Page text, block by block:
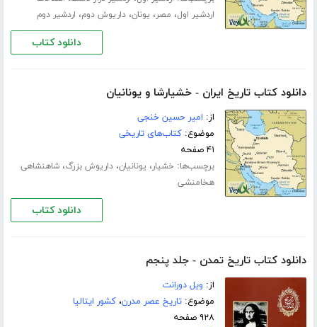
اردشیر اول، مصر، یونان،داریوش دوم، اردشیر دوم
دانلود کتاب
دانلود کتاب تاریخ ایران - خشیارشا و یونانیان
از: امیر حسین خنجی
موضوع:کتاب‌های تاریخی
۴۱ صفحه
برچسب‌ها: خشیار، یونانیان،داریوش بزرگ،شاهنشاهی
هخامنشی
دانلود کتاب
دانلود کتاب تاریخ تمدن - جلد پنجم
از: ویل دورانت
موضوع:تاریخ عصر مدرن،کشور ایتالیا
۹۲۸ صفحه